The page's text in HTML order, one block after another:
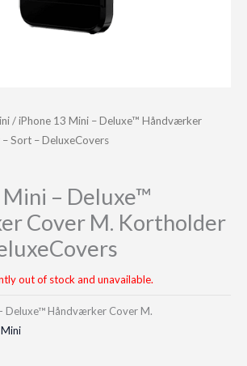
/ iPhone 13 Mini – Deluxe™ Håndværker
Sort – DeluxeCovers
– Deluxe™
Cover M. Kortholder
out of stock and unavailable.
Deluxe™ Håndværker Cover M.